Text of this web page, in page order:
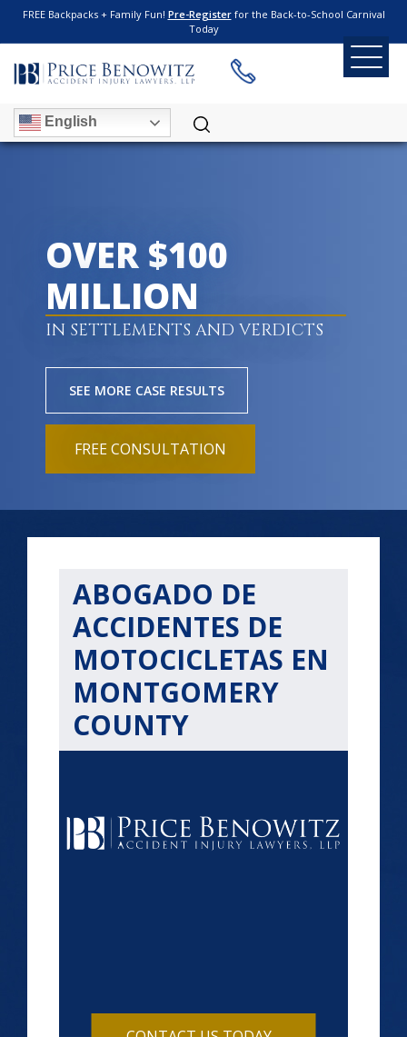
FREE Backpacks + Family Fun! Pre-Registerfor the Back-to-School Carnival
Today
English
OVER $100
MILLION
IN SETTLEMENTS AND VERDICTS
SEE MORE CASE RESULTS
FREE CONSULTATION
ABOGADO DE
ACCIDENTES DE
MOTOCICLETAS EN
MONTGOMERY
COUNTY